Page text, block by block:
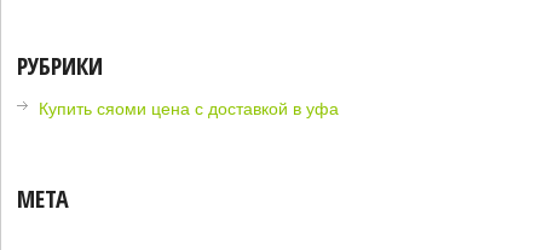
РУБРИКИ
Купить сяоми цена с доставкой в уфа
МЕТА